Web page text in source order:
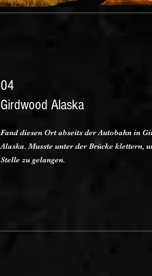
04
Girdwood Alaska
Fand diesen Ort abseits der Autobahn in
Alaska. Musste unter der Brücke klettern,
Stelle zu gelangen.